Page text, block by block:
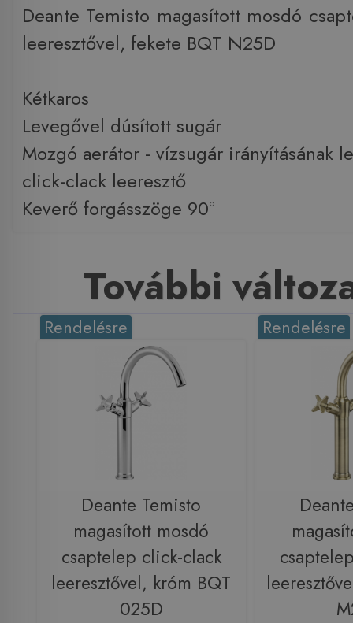
Deante Temisto magasított mosdó
leeresztővel, fekete BQT N25D
Kétkaros
Levegővel dúsított sugár
Mozgó aerátor - vízsugár irányításának
click-clack leeresztő
Keverő forgásszöge 90°
További
Rendelésre
Deante Temisto
magasított mosdó
csaptelep click-clack
leeresztővel, króm BQT
025D
Rendelésre